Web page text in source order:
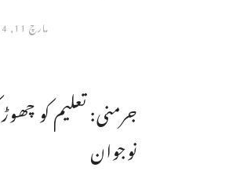
مارچ 11, 2024
جرمنی: تعلیم کو
نوجوان